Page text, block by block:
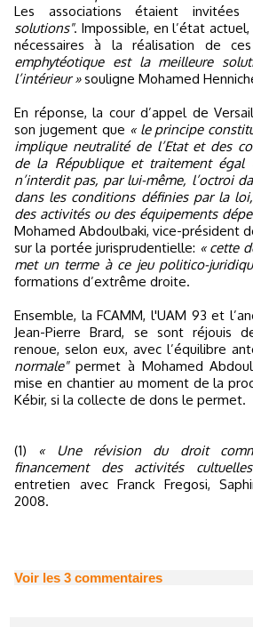
Les associations étaient invitées
solutions". Impossible, en l’état
nécessaires à la réalisation de
emphytéotique est la meilleure
l’intérieur »souligne Mohamed
En réponse, la cour d’appel de
son jugement que « le principe
implique neutralité de l’Etat et des
de la République et traitement égal
n’interdit pas, par lui-même, l’octroi
dans les conditions définies par la
des activités ou des équipements
Mohamed Abdoulbaki, vice-président
sur la portée jurisprudentielle: « cette
met un terme à ce jeu politico-
formations d’extrême droite.
Ensemble, la FCAMM, l'UAM 93 et
Jean-Pierre Brard, se sont réjouis
renoue, selon eux, avec l’équilibre
normale" permet à Mohamed
mise en chantier au moment de la
Kébir, si la collecte de dons le permet.
(1) « Une révision du droit
financement des activités
entretien avec Franck Fregosi,
2008.
Voir les 3 commentaires